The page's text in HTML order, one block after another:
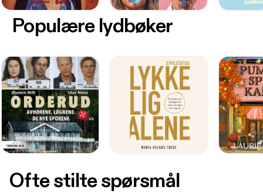
Populære lydbøker
Ofte stilte spørsmål